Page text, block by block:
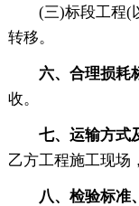
(三)标段工程(
转移。
六、合理损耗
收。
七、运输方式
乙方工程施工现场
八、检验标准